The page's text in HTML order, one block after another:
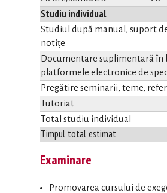
Studiu individual
Timpul total estimat
Studiul după manual, suport
notițe
Documentare suplimentară în
platformele electronice de
Pregătire seminarii, teme,
Tutoriat
Total studiu individual
Examinare
Promovarea cursului de